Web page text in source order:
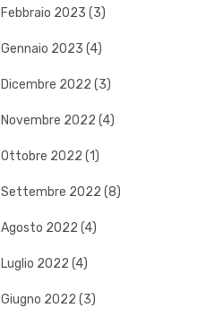
Febbraio 2023 (3)
Gennaio 2023 (4)
Dicembre 2022 (3)
Novembre 2022 (4)
Ottobre 2022 (1)
Settembre 2022 (8)
Agosto 2022 (4)
Luglio 2022 (4)
Giugno 2022 (3)